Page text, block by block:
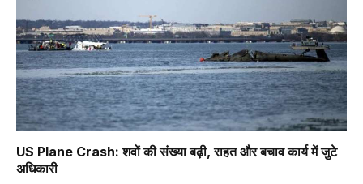
US Plane Crash: शवों की संख्या बढ़ी, राहत और बचाव कार्य में जुटे
अधिकारी